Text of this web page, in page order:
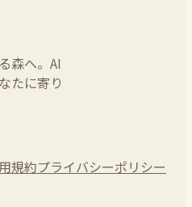
森へ。AI
たに寄り
規約プライバシーポリシー